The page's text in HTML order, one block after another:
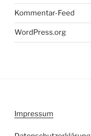
Kommentar-Feed
WordPress.org
Impressum